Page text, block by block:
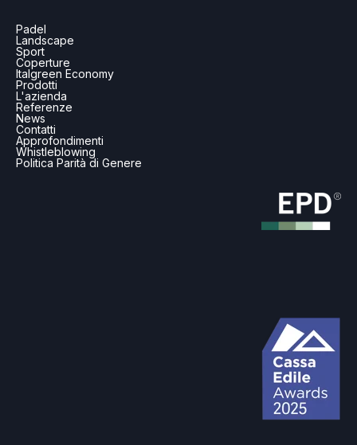
Padel
Landscape
Sport
Coperture
Italgreen Economy
Prodotti
L'azienda
Referenze
News
Contatti
Approfondimenti
Whistleblowing
Politica Parità di Genere